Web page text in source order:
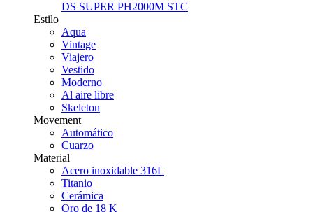
DS SUPER PH2000M STC
Estilo
Aqua
Vintage
Viajero
Vestido
Moderno
Al aire libre
Skeleton
Movement
Automático
Cuarzo
Material
Acero inoxidable 316L
Titanio
Cerámica
Oro de 18 K